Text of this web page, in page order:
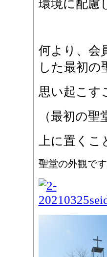
環境に配慮
何より、会
した最初の
思い起こす
（最初の
上に置く
聖堂の外観です